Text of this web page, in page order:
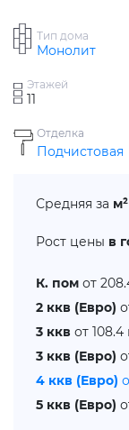
Тип дома
Монолит
Этажей
11
Отделка
Подчистовая
Средняя за м²
Рост цены в
К. пом от
2 ккв (Евро)
3 ккв от 108.4
3 ккв (Евро)
4 ккв (Евро)
5 ккв (Евро)